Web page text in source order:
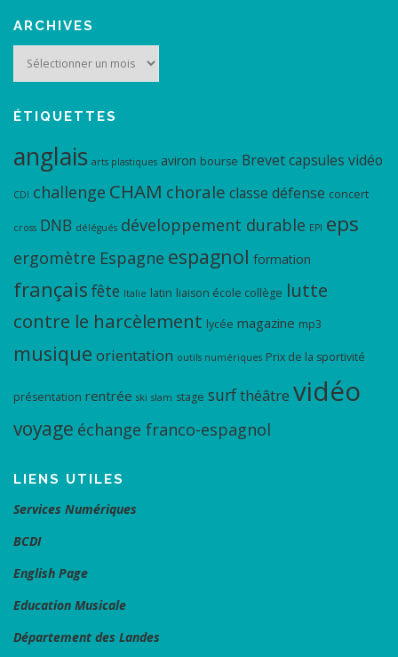
ARCHIVES
ÉTIQUETTES
anglais arts plastiques aviron bourse Brevetcapsules vidéo
CDI challenge CHAM chorale classe défense concert
cross DNB délégués développement durable EPI eps
ergomètre Espagne espagnol formation
français fête Italie latin liaison école collège lutte
contre le harcèlement lycée magazine mp3
musique orientation outils numériques Prix de la sportivité
présentation rentrée ski slam stage surfthéâtre vidéo
voyage échange franco-espagnol
LIENS UTILES
Services Numériques
BCDI
English Page
Education Musicale
Département des Landes